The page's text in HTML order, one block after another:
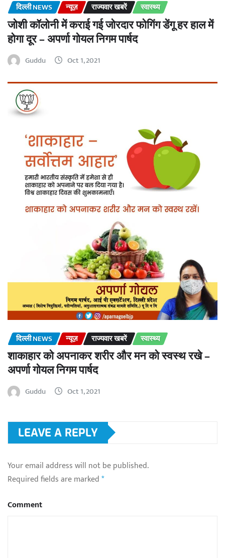
दिल्ली NEWS न्यूज़ राज्यवार खबरें स्वास्थ्य
जोशी कॉलोनी में कराई गई जोरदार फोगिंग डेंगू हर हाल में
होगा दूर – अपर्णा गोयल निगम पार्षद
Guddu Oct 1, 2021
दिल्ली NEWS न्यूज़ राज्यवार खबरें स्वास्थ्य
शाकाहार को अपनाकर शरीर और मन को स्वस्थ रखे –
अपर्णा गोयल निगम पार्षद
Guddu Oct 1, 2021
LEAVE A REPLY
Your email address will not be published.
Required fields are marked*
Comment